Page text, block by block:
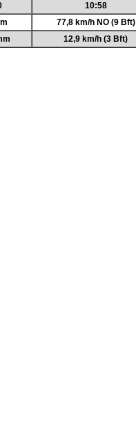
10:58
77,8 km/h NO (9 Bft)
12,9 km/h (3 Bft)